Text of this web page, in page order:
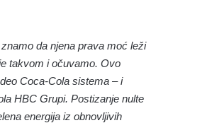
da njena prava moć leži
takvom i očuvamo. Ovo
Coca-Cola sistema – i
HBC Grupi. Postizanje nulte
energija iz obnovljivih